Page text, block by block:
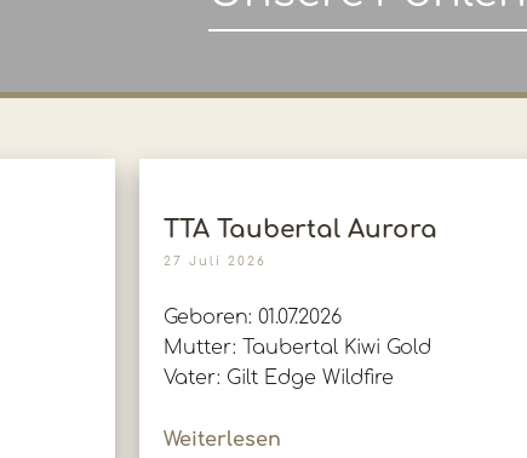
TTA Taubertal Aurora
27 Juli 2026
Geboren: 01.07.2026
Mutter: Taubertal Kiwi Gold
Vater: Gilt Edge Wildfire
Weiterlesen